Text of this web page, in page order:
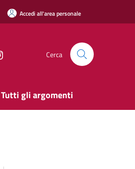
Accedi all'area personale
Cerca
Tutti gli argomenti